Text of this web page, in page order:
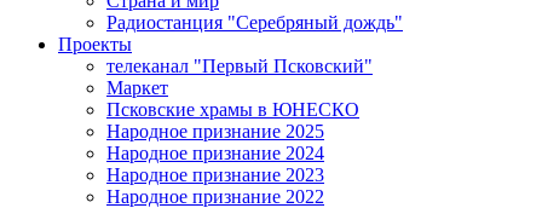
Радиостанция "Серебряный дождь"
Проекты
телеканал "Первый Псковский"
Маркет
Псковские храмы в ЮНЕСКО
Народное признание 2025
Народное признание 2024
Народное признание 2023
Народное признание 2022